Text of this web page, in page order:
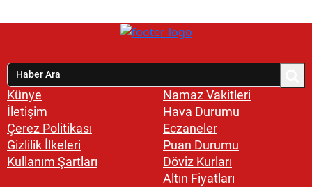
Künye
İletişim
Çerez Politikası
Gizlilik İlkeleri
Kullanım Şartları
Namaz Vakitleri
Hava Durumu
Eczaneler
Puan Durumu
Döviz Kurları
Altın Fiyatları